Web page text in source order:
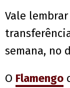
Vale
semana, no
O Flamengo